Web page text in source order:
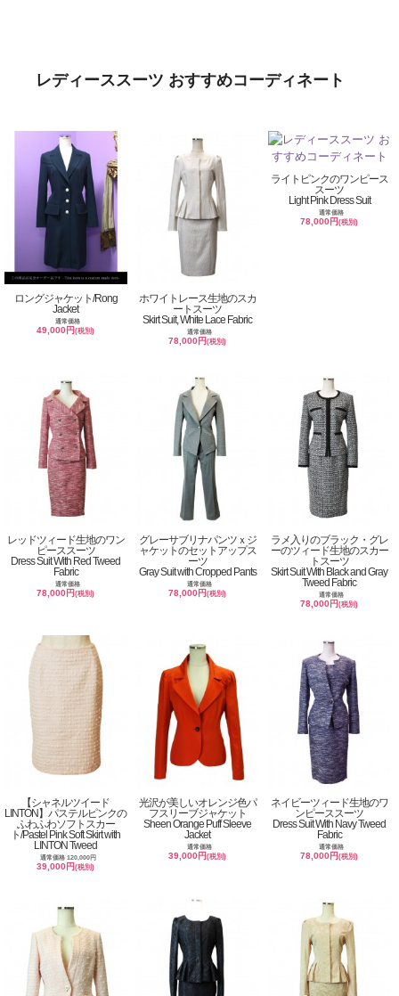
レディーススーツ おすすめコーディネート
ロングジャケット/Rong
Jacket
通常価格
49,000円(税別)
ホワイトレース生地のスカ
ートスーツ
Skirt Suit, White Lace Fabric
通常価格
78,000円(税別)
ライトピンクのワンピース
スーツ
Light Pink Dress Suit
通常価格
78,000円(税別)
レッドツィード生地のワン
ピーススーツ
Dress Suit With Red Tweed
Fabric
通常価格
78,000円(税別)
グレーサブリナパンツｘジ
ャケットのセットアップス
ーツ
Gray Suit with Cropped Pants
通常価格
78,000円(税別)
ラメ入りのブラック・グレ
ーのツィード生地のスカー
トスーツ
Skirt Suit With Black and Gray
Tweed Fabric
通常価格
78,000円(税別)
【シャネルツイード
LINTON】パステルピンクの
ふわふわソフトスカー
ト/Pastel Pink Soft Skirt with
LINTON Tweed
通常価格 120,000円
39,000円(税別)
光沢が美しいオレンジ色パ
フスリーブジャケット
Sheen Orange Puff Sleeve
Jacket
通常価格
39,000円(税別)
ネイビーツィード生地のワ
ンピーススーツ
Dress Suit With Navy Tweed
Fabric
通常価格
78,000円(税別)